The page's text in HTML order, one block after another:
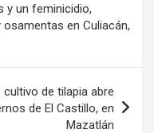
y un feminicidio,
en Culiacán,
de tilapia abre
de El Castillo, en
Mazatlán